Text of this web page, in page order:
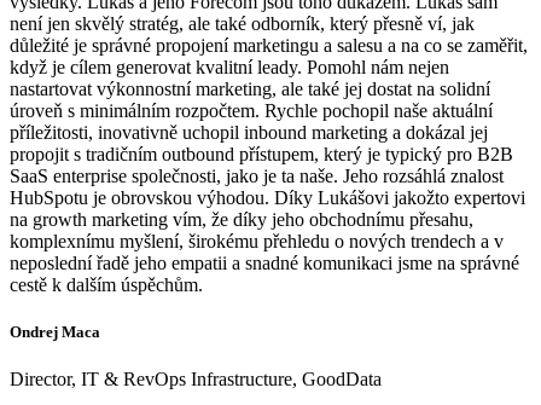
není jen skvělý stratég, ale také odborník, který přesně ví, jak
důležité je správné propojení marketingu a salesu a na co se zaměřit,
když je cílem generovat kvalitní leady. Pomohl nám nejen
nastartovat výkonnostní marketing, ale také jej dostat na solidní
úroveň s minimálním rozpočtem. Rychle pochopil naše aktuální
příležitosti, inovativně uchopil inbound marketing a dokázal jej
propojit s tradičním outbound přístupem, který je typický pro B2B
SaaS enterprise společnosti, jako je ta naše. Jeho rozsáhlá znalost
HubSpotu je obrovskou výhodou. Díky Lukášovi jakožto expertovi
na growth marketing vím, že díky jeho obchodnímu přesahu,
komplexnímu myšlení, širokému přehledu o nových trendech a v
neposlední řadě jeho empatii a snadné komunikaci jsme na správné
cestě k dalším úspěchům.
Ondrej Maca
Director, IT & RevOps Infrastructure, GoodData